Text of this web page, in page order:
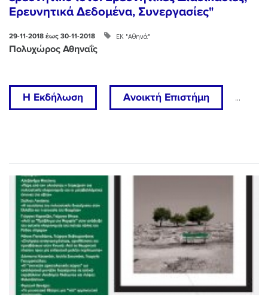
Ερευνητικά Δεδομένα, Συνεργασίες"
29-11-2018 έως 30-11-2018 ΕΚ "Αθηνά"
Πολυχώρος Αθηναΐς
Η Εκδήλωση Ανοικτή Επιστήμη ...